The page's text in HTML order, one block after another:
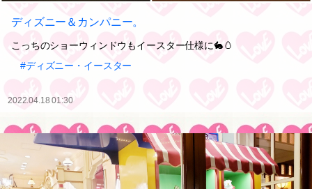
ディズニー＆カンパニー。
こっちのショーウィンドウもイースター仕様に🐇🥚
#ディズニー・イースター
2022.04.18 01:30